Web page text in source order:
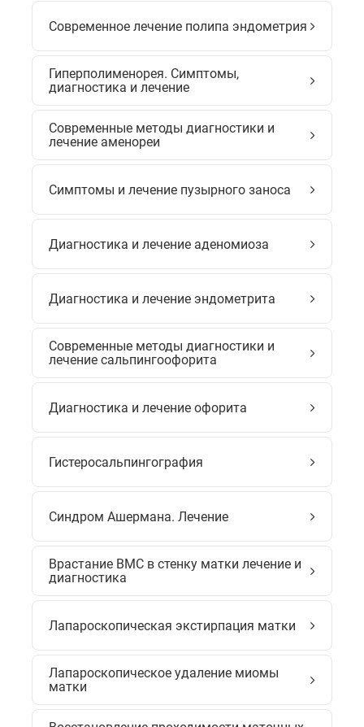
Современное лечение полипа эндометрия
Гиперполименорея. Симптомы,
диагностика и лечение
Современные методы диагностики и
лечение аменореи
Симптомы и лечение пузырного заноса
Диагностика и лечение аденомиоза
Диагностика и лечение эндометрита
Современные методы диагностики и
лечение сальпингоофорита
Диагностика и лечение офорита
Гистеросальпингография
Синдром Ашермана. Лечение
Врастание ВМС в стенку матки лечение и
диагностика
Лапароскопическая экстирпация матки
Лапароскопическое удаление миомы
матки